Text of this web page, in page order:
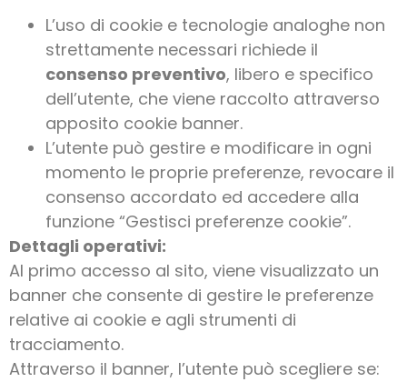
L’uso di cookie e tecnologie analoghe non
strettamente necessari richiede il
consenso preventivo, libero e specifico
dell’utente, che viene raccolto attraverso
apposito cookie banner.
L’utente può gestire e modificare in ogni
momento le proprie preferenze, revocare il
consenso accordato ed accedere alla
funzione “Gestisci preferenze cookie”.
Dettagli operativi:
Al primo accesso al sito, viene visualizzato un
banner che consente di gestire le preferenze
relative ai cookie e agli strumenti di
tracciamento.
Attraverso il banner, l’utente può scegliere se: